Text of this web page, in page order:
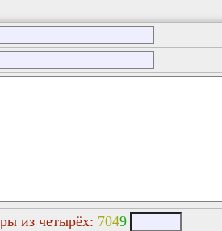
из четырёх: 7049